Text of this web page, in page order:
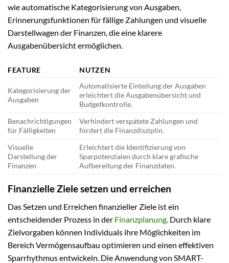
wie automatische Kategorisierung von Ausgaben,
Erinnerungsfunktionen für fällige Zahlungen und visuelle
Darstellwagen der Finanzen, die eine klarere
Ausgabenübersicht ermöglichen.
FEATURE NUTZEN
Kategorisierung der
Ausgaben
Automatisierte Einteilung der Ausgaben
erleichtert die Ausgabenübersicht und
Budgetkontrolle.
Benachrichtigungen
für Fälligkeiten
Verhindert verspätete Zahlungen und
fördert die Finanzdisziplin.
Visuelle
Darstellung der
Finanzen
Erleichtert die Identifizierung von
Sparpotenzialen durch klare grafische
Aufbereitung der Finanzdaten.
Finanzielle Ziele setzen und erreichen
Das Setzen und Erreichen finanzieller Ziele ist ein
entscheidender Prozess in der Finanzplanung . Durch klare
Zielvorgaben können Individuals ihre Möglichkeiten im
Bereich Vermögensaufbau optimieren und einen effektiven
Sparrhythmus entwickeln. Die Anwendung von SMART-